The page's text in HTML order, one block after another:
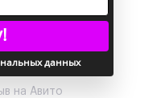
на Авито
данных